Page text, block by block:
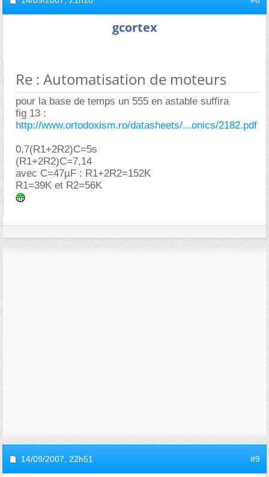
gcortex
Re : Automatisation de moteurs
pour la base de temps un 555 en astable suffira
fig 13 :
http://www.ortodoxism.ro/datasheets/...onics/2182.pdf
0,7(R1+2R2)C=5s
(R1+2R2)C=7,14
avec C=47µF : R1+2R2=152K
R1=39K et R2=56K
14/09/2007, 22h51 #9